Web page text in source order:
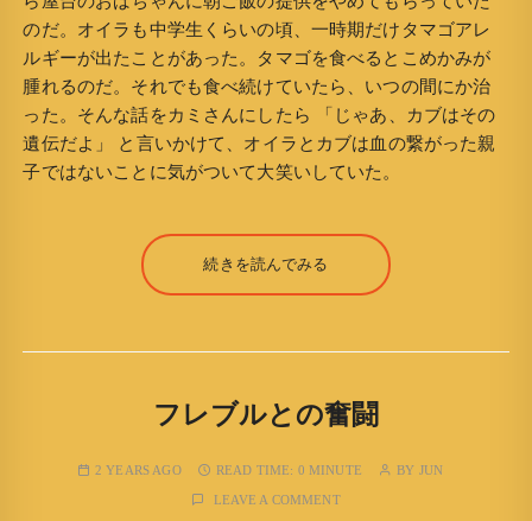
のだ。オイラも中学生くらいの頃、一時期だけタマゴアレ
ルギーが出たことがあった。タマゴを食べるとこめかみが
腫れるのだ。それでも食べ続けていたら、いつの間にか治
った。そんな話をカミさんにしたら 「じゃあ、カブはその
遺伝だよ」 と言いかけて、オイラとカブは血の繋がった親
子ではないことに気がついて大笑いしていた。
続きを読んでみる
フレブルとの奮闘
2 YEARS AGO READ TIME: 0 MINUTE BY JUN
LEAVE A COMMENT